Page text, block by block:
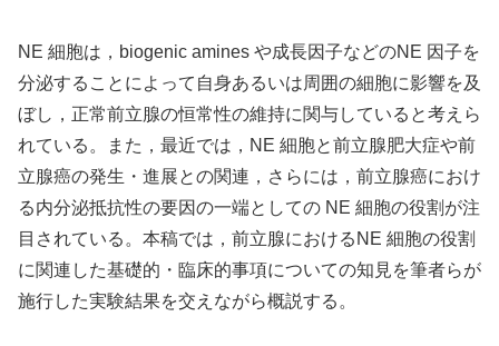
NE 細胞は，biogenic amines や成長因子などのNE 因子を
分泌することによって自身あるいは周囲の細胞に影響を及
ぼし，正常前立腺の恒常性の維持に関与していると考えら
れている。また，最近では，NE 細胞と前立腺肥大症や前
立腺癌の発生・進展との関連，さらには，前立腺癌におけ
る内分泌抵抗性の要因の一端としての NE 細胞の役割が注
目されている。本稿では，前立腺におけるNE 細胞の役割
に関連した基礎的・臨床的事項についての知見を筆者らが
施行した実験結果を交えながら概説する。